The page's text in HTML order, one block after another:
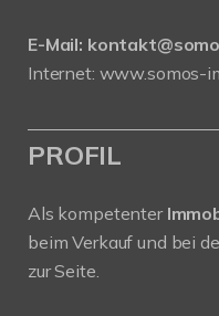
E-Mail:
Internet: www.somos-
PROFIL
Als kompetenter
beim Verkauf und bei
zur Seite.